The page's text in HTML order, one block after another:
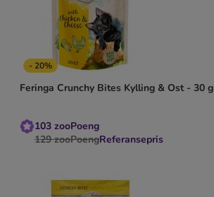
- 20%
Feringa Crunchy Bites Kylling & Ost - 30 g
103 zooPoeng
129 zooPoengReferansepris